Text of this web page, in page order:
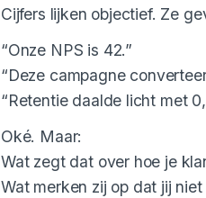
Cijfers lijken objectief. Ze
“Onze NPS is 42.”
“Deze campagne
“Retentie daalde licht met
Oké. Maar:
Wat zegt dat over hoe je
Wat merken zij op dat jij niet